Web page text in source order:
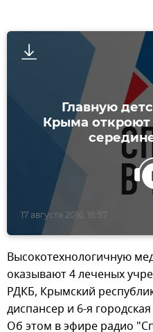
Главную
Крыма откроют
17 августа 2016, 18:57
Высокотехнологичную
оказывают 4 леченых
РДКБ, Крымский
диспансер и 6-я
Об этом в эфире радио